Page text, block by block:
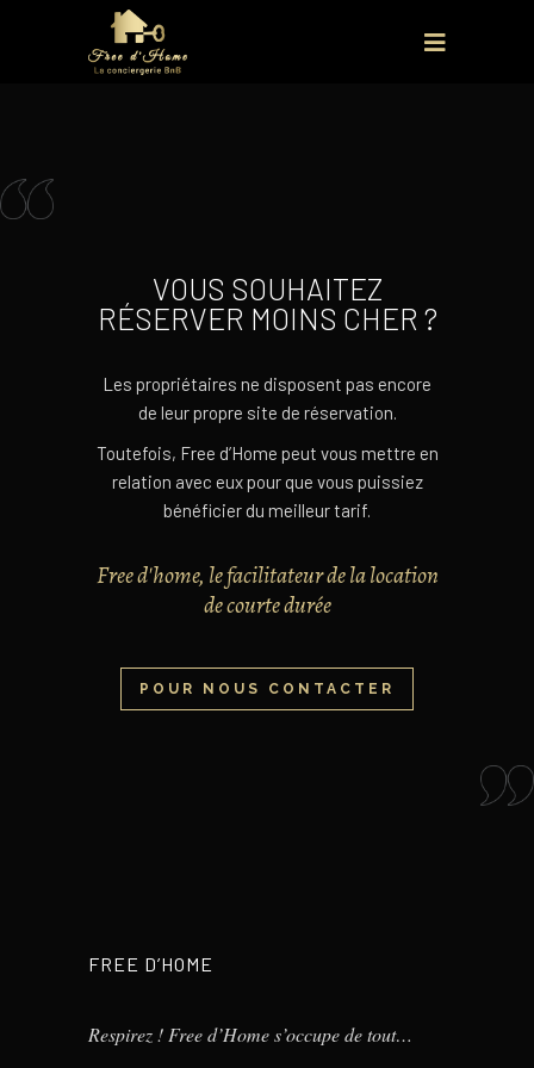
VOUS SOUHAITEZ
RÉSERVER MOINS CHER ?
Les propriétaires ne disposent pas encore
de leur propre site de réservation.
Toutefois, Free d’Home peut vous mettre en
relation avec eux pour que vous puissiez
bénéficier du meilleur tarif.
Free d'home, le facilitateur de la location
de courte durée
POUR NOUS CONTACTER
FREE D’HOME
Respirez ! Free d’Home s’occupe de tout…